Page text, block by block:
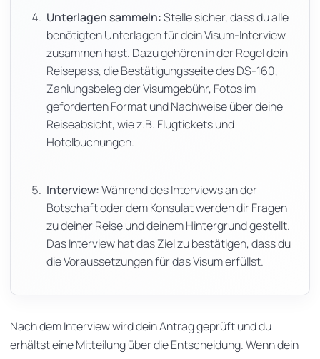
Unterlagen sammeln:Stelle sicher, dass du alle
benötigten Unterlagen für dein Visum-Interview
zusammen hast. Dazu gehören in der Regel dein
Reisepass, die Bestätigungsseite des DS-160,
Zahlungsbeleg der Visumgebühr, Fotos im
geforderten Format und Nachweise über deine
Reiseabsicht, wie z.B. Flugtickets und
Hotelbuchungen.
Interview:Während des Interviews an der
Botschaft oder dem Konsulat werden dir Fragen
zu deiner Reise und deinem Hintergrund gestellt.
Das Interview hat das Ziel zu bestätigen, dass du
die Voraussetzungen für das Visum erfüllst.
Nach dem Interview wird dein Antrag geprüft und du
erhältst eine Mitteilung über die Entscheidung. Wenn dein